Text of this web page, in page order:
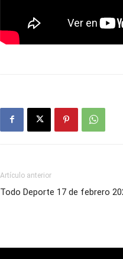
Artículo anterior
Todo Deporte 17 de febrero